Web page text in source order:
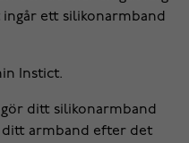
ingår ett silikonarmband
Instict.
ditt silikonarmband
ditt armband efter det